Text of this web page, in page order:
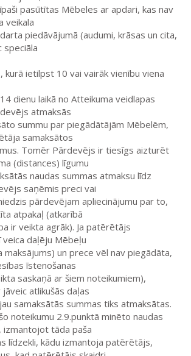
pasūtītas Mēbeles ar apdari, kas nav
veikala
piedāvājumā (audumi, krāsas un cita,
speciāla
kurā ietilpst 10 vai vairāk vienību viena
dienu laikā no Atteikuma veidlapas
atmaksās
summu par piegādātājām Mēbelēm,
samaksātos
Tomēr Pārdevējs ir tiesīgs aizturēt
(distances) līgumu
naudas summas atmaksu līdz
saņēmis preci vai
pārdevējam apliecinājumu par to,
atpakaļ (atkarībā
ir veikta agrāk). Ja patērētājs
daļēju Mēbeļu
maksājums) un prece vēl nav piegādāta,
īstenošanas
saskaņā ar šiem noteikumiem),
atlikušās daļas
samaksātās summas tiks atmaksātas.
noteikumu 2.9.punktā minēto naudas
izmantojot tāda paša
līdzekli, kādu izmantoja patērētājs,